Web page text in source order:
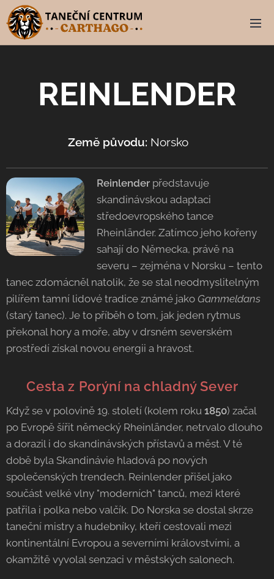
REINLENDER
Země původu: Norsko 🇳🇴
Reinlenderpředstavuje
skandinávskou adaptaci
středoevropského tance
Rheinländer. Zatímco jeho kořeny
sahají do Německa, právě na
severu – zejména v Norsku – tento
tanec zdomácněl natolik, že se stal neodmyslitelným
pilířem tamní lidové tradice známé jako Gammeldans
(starý tanec). Je to příběh o tom, jak jeden rytmus
překonal hory a moře, aby v drsném severském
prostředí získal novou energii a hravost.
🚢 Cesta z Porýní na chladný Sever
Když se v polovině 19. století (kolem roku 1850) začal
po Evropě šířit německý Rheinländer, netrvalo dlouho
a dorazil i do skandinávských přístavů a měst. V té
době byla Skandinávie hladová po nových
společenských trendech. Reinlender přišel jako
součást velké vlny "moderních" tanců, mezi které
patřila i polka nebo valčík. Do Norska se dostal skrze
taneční mistry a hudebníky, kteří cestovali mezi
kontinentální Evropou a severními královstvími, a
okamžitě vyvolal senzaci v městských salonech.